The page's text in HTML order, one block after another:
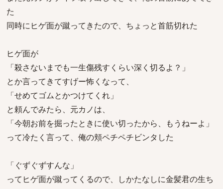
た
同時にヒゲ面が蹴ってきたので、ちょっと首筋切れた
ヒゲ面が
「殺さないまでも一生傷残すくらい深く切るよ？」
とか言ってきてすげー怖くなって、
「せめてゴムとかつけてくれ」
と頼んでみたら、元カノは、
「今朝お前を掘ったときに使い切ったから、もうねーよ」
って冷たく言って、俺の頬ペチペチビンタした
「ぐずぐずすんな」
ってヒゲ面が蹴ってくるので、しかたなしに金髪君の生ち